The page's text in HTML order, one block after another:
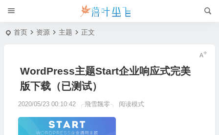
首页 资源 主题 正文
WordPress主题Start企业响应式完美
版下载（已测试）
2020/05/23 00:10:42 ╭飛雪飄零╮ 阅读模式